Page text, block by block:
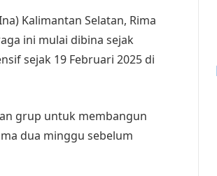
Kalimantan Selatan, Rima
ini mulai dibina sejak
sejak 19 Februari 2025 di
grup untuk membangun
dua minggu sebelum